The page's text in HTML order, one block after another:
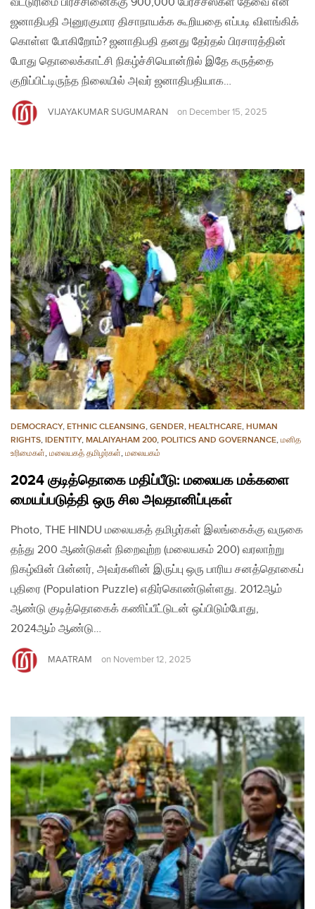
ஜனாதிபதி அனுரகுமார திசாநாயக்க கூறியதை எப்படி விளங்கிக்
கொள்ள போகிறோம்? ஜனாதிபதி தனது தேர்தல் பிரசாரத்தின்
போது தொலைக்காட்சி நிகழ்ச்சியொன்றில் இதே கருத்தை
குறிப்பிட்டிருந்த நிலையில் அவர் ஜனாதிபதியாக…
VIJAYAKUMAR SUGUMARAN on December 15, 2025
DEMOCRACY, ETHNIC CLEANSING, GENDER, HEALTHCARE, HUMAN
RIGHTS, IDENTITY, MALAIYAHAM 200, POLITICS AND GOVERNANCE, மனித
உரிமைகள், மலையகத் தமிழர்கள், மலையகம்
2024 குடித்தொகை மதிப்பீடு: மலையக மக்களை
மையப்படுத்தி ஒரு சில அவதானிப்புகள்
Photo, THE HINDU மலையகத் தமிழர்கள் இலங்கைக்கு வருகை
தந்து 200 ஆண்டுகள் நிறைவுற்ற (மலையகம் 200) வரலாற்று
நிகழ்வின் பின்னர், அவர்களின் இருப்பு ஒரு பாரிய சனத்தொகைப்
புதிரை (Population Puzzle) எதிர்கொண்டுள்ளது. 2012ஆம்
ஆண்டு குடித்தொகைக் கணிப்பீட்டுடன் ஒப்பிடும்போது,
2024ஆம் ஆண்டு…
MAATRAM on November 12, 2025